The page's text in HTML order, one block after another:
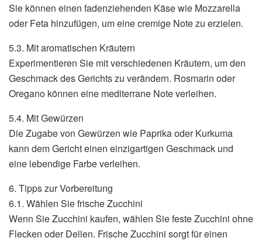
Sie können einen fadenziehenden Käse wie Mozzarella
oder Feta hinzufügen, um eine cremige Note zu erzielen.
5.3. Mit aromatischen Kräutern
Experimentieren Sie mit verschiedenen Kräutern, um den
Geschmack des Gerichts zu verändern. Rosmarin oder
Oregano können eine mediterrane Note verleihen.
5.4. Mit Gewürzen
Die Zugabe von Gewürzen wie Paprika oder Kurkuma
kann dem Gericht einen einzigartigen Geschmack und
eine lebendige Farbe verleihen.
6. Tipps zur Vorbereitung
6.1. Wählen Sie frische Zucchini
Wenn Sie Zucchini kaufen, wählen Sie feste Zucchini ohne
Flecken oder Dellen. Frische Zucchini sorgt für einen